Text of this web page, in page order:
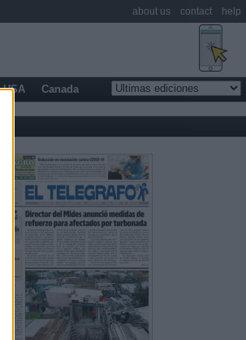
USA Canada
about us contact help